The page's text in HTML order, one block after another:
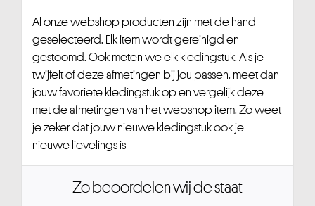
Al onze webshop producten zijn met de hand
geselecteerd. Elk item wordt gereinigd en
gestoomd. Ook meten we elk kledingstuk. Als je
twijfelt of deze afmetingen bij jou passen, meet dan
jouw favoriete kledingstuk op en vergelijk deze
met de afmetingen van het webshop item. Zo weet
je zeker dat jouw nieuwe kledingstuk ook je
nieuwe lievelings is
Zo beoordelen wij de staat